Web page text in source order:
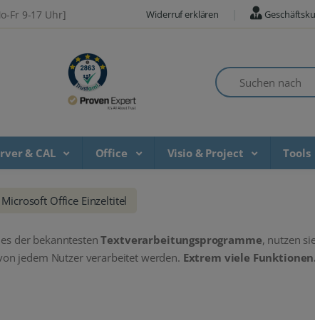
Fr 9-17 Uhr] Widerruf erklären
Suchen nach
& CAL Office Visio & Project Tools
Microsoft Office Einzeltitel
der bekanntestenTextverarbeitungsprogramme, nutzen
jedem Nutzer verarbeitet werden. Extrem viele